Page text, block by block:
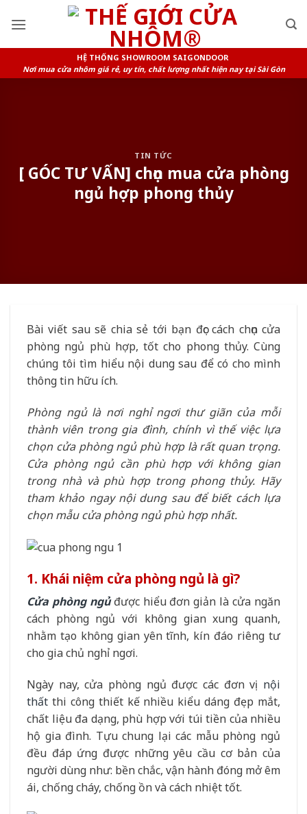
HỆ THỐNG SHOWROOM SAIGONDOOR
Nơi mua cửa nhôm giá rẻ, uy tín, chất lượng nhất hiện nay tại Sài Gòn
TIN TỨC
[ GÓC TƯ VẤN] chọn mua cửa phòng
ngủ hợp phong thủy
Bài viết sau sẽ chia sẻ tới bạn đọc cách chọn cửa
phòng ngủ phù hợp, tốt cho phong thủy. Cùng
chúng tôi tìm hiểu nội dung sau để có cho mình
thông tin hữu ích.
Phòng ngủ là nơi nghỉ ngơi thư giãn của mỗi
thành viên trong gia đình, chính vì thế việc lựa
chọn cửa phòng ngủ phù hợp là rất quan trọng.
Cửa phòng ngủ cần phù hợp với không gian
trong nhà và phù hợp trong phong thủy. Hãy
tham khảo ngay nội dung sau để biết cách lựa
chọn mẫu cửa phòng ngủ phù hợp nhất.
1. Khái niệm cửa phòng ngủ là gì?
Cửa phòng ngủđược hiểu đơn giản là cửa ngăn
cách phòng ngủ với không gian xung quanh,
nhằm tạo không gian yên tĩnh, kín đáo riêng tư
cho gia chủ nghỉ ngơi.
Ngày nay, cửa phòng ngủ được các đơn vị nội
thất thi công thiết kế nhiều kiểu dáng đẹp mắt,
chất liệu đa dạng, phù hợp với túi tiền của nhiều
hộ gia đình. Tựu chung lại các mẫu phòng ngủ
đều đáp ứng được những yêu cầu cơ bản của
người dùng như: bền chắc, vận hành đóng mở êm
ái, chống cháy, chống ồn và cách nhiệt tốt.